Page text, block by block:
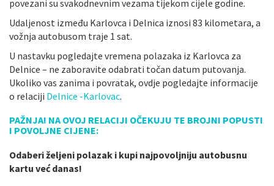
povezani su svakodnevnim vezama tijekom cijele godine.
Udaljenost između Karlovca i Delnica iznosi 83 kilometara, a
vožnja autobusom traje 1 sat.
U nastavku pogledajte vremena polazaka iz Karlovca za
Delnice – ne zaboravite odabrati točan datum putovanja.
Ukoliko vas zanima i povratak, ovdje pogledajte informacije
o relaciji Delnice -Karlovac.
PAŽNJA! NA OVOJ RELACIJI OČEKUJU TE BROJNI POPUSTI
I POVOLJNE CIJENE:
Odaberi željeni polazak i kupi najpovoljniju autobusnu
kartu već danas!